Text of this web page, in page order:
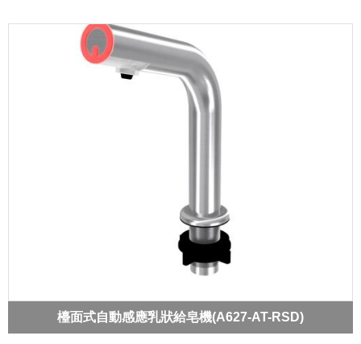
檯面式自動感應乳狀給皂機(A627-AT-RSD)